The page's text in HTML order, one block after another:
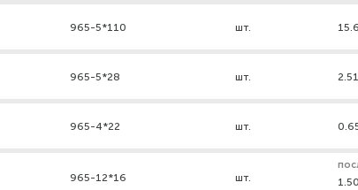
965-5*110 шт.
965-5*28 шт.
965-4*22 шт.
965-12*16 шт.